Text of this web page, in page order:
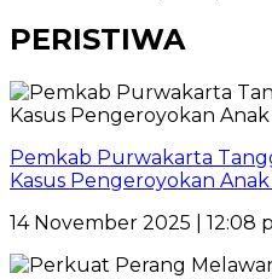
PERISTIWA
Pemkab Purwakarta
Kasus Pengeroyokan
14 November 2025 | 12:08